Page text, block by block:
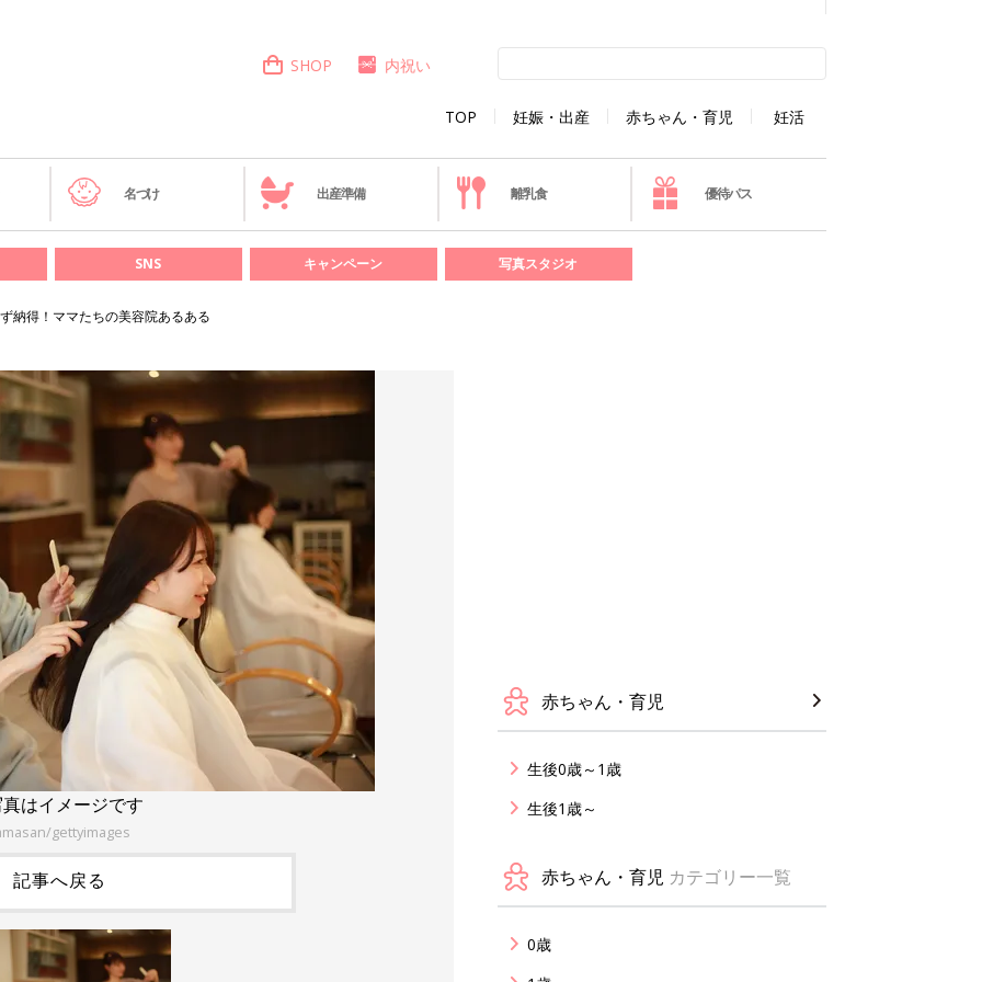
TOP 妊娠・出産 赤ちゃん・育児 妊活
SHOP 内祝い
名づけ 出産準備 離乳食 優待パス
SNS キャンペーン 写真スタジオ
納得！ママたちの美容院あるある
はイメージです
gettyimages
記事へ戻る
赤ちゃん・育児
生後0歳～1歳
生後1歳～
赤ちゃん・育児 カテゴリー一覧
0歳